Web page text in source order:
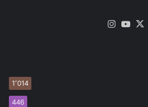
فيسبوك
‫X
‫YouTube
1٬014
446